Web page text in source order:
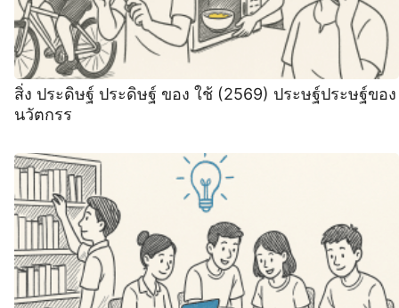
สิ่ง ประดิษฐ์ ประดิษฐ์ ของ ใช้ (2569) ประษฐ์ประษฐ์ของ
นวัตกรร